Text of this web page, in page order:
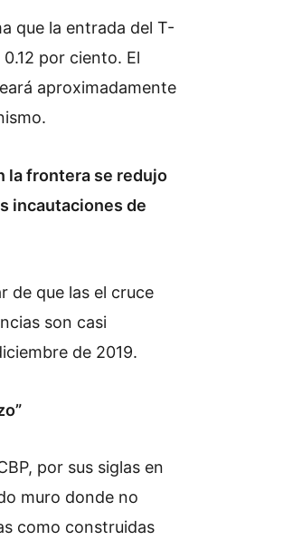
que la entrada del T-
por ciento. El
aproximadamente
la frontera se redujo
incautaciones de
de que las el cruce
son casi
de 2019.
por sus siglas en
muro donde no
como construidas